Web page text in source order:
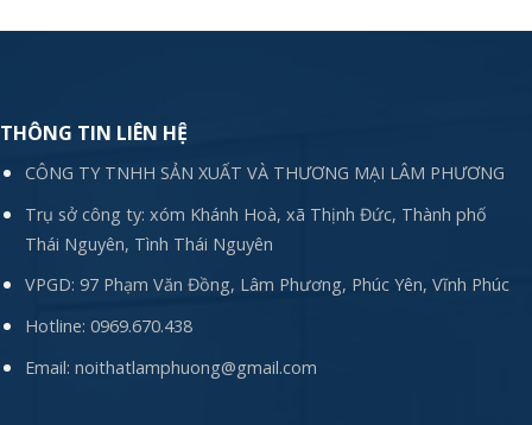
THÔNG TIN LIÊN HỆ
CÔNG TY TNHH SẢN XUẤT VÀ THƯƠNG MẠI LÂM PHƯƠNG
Trụ sở công ty: xóm Khánh Hoà, xã Thịnh Đức, Thành phố
Thái Nguyên, Tình Thái Nguyên
VPGD: 97 Phạm Văn Đồng, Lâm Phương, Phúc Yên, Vĩnh Phúc
Hotline: 0969.670.438
Email: noithatlamphuong@gmail.com